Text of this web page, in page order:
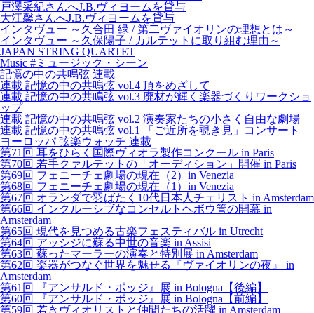
戸澤采紀さんへJ.B.ヴィヨームを貸与
大江馨さんへJ.B.ヴィヨームを貸与
インタヴュー ～久合田 緑 / 第二ヴァイオリンの理想とは～
インタヴュー ～久保陽子 / カルテットに取り組む理由～
JAPAN STRING QUARTET
Music #ミュージック・シーン
記憶の中の共鳴弦 連載
連載 記憶の中の共鳴弦 vol.4 頂をめざして
連載 記憶の中の共鳴弦 vol.3 廃材が輝く楽器づくりワークショ
ップ
連載 記憶の中の共鳴弦 vol.2 演奏家たちの小さく自由な劇場
連載 記憶の中の共鳴弦 vol.1 「ご近所を覗き見」コンサート
ヨーロッパ 弦楽ウォッチ 連載
第71回 耳をひらく国際ヴィオラ製作コンクール in Paris
第70回 若手クァルテットの「オーディション」開催 in Paris
第69回 フェニーチェ劇場の現在（2）in Venezia
第68回 フェニーチェ劇場の現在（1）in Venezia
第67回 オランダで羽ばたく10代日本人チェリスト in Amsterdam
第66回 インクルーシブなコンセルトヘボウ管の開幕 in
Amsterdam
第65回 現代を見つめる古楽フェスティバル in Utrecht
第64回 アッシジに蘇る中世の音楽 in Assisi
第63回 蘇ったマーラーの演奏と特別展 in Amsterdam
第62回 楽器がつなぐ世界を魅せる『ヴァイオリンの夜』 in
Amsterdam
第61回 『アンサルド・ポッジ』展 in Bologna【後編】
第60回 『アンサルド・ポッジ』展 in Bologna【前編】
第59回 若きヴィオリストと仲間たちの活躍 in Amsterdam